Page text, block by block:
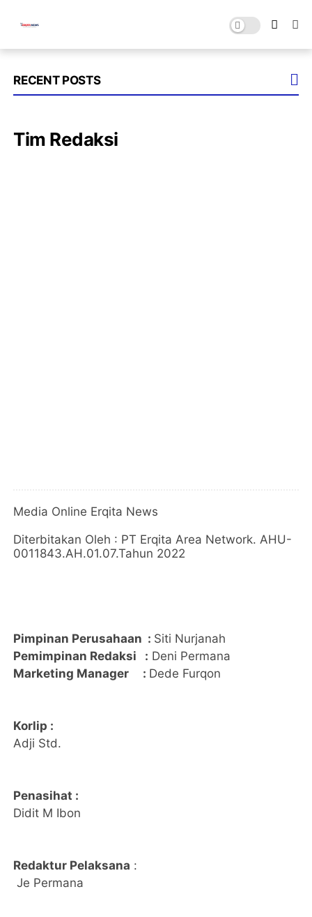
RECENT POSTS
Tim Redaksi
Media Online Erqita News
Diterbitakan Oleh : PT Erqita Area Network. AHU-
0011843.AH.01.07.Tahun 2022
Pimpinan Perusahaan : Siti Nurjanah
Pemimpinan Redaksi : Deni Permana
Marketing Manager : Dede Furqon
Korlip :
Adji Std.
Penasihat :
Didit M Ibon
Redaktur Pelaksana :
Je Permana